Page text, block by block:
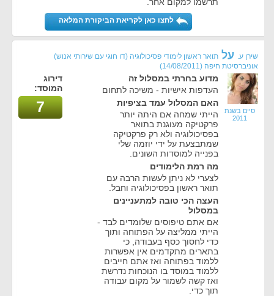
לחצו כאן לקריאת הביקורת המלאה
שירן ע. על תואר ראשון לימודי פסיכולוגיה (דו חוגי עם שירותי אנוש)
אוניברסיטת חיפה (14/08/2011)
סיים בשנת
2011
מדוע בחרתי במסלול זה
העדפות אישיות - משיכה לתחום
האם המסלול עמד בציפיות
הייתי שמחה אם היתה יותר
פרקטיקה מעוגנת בתואר
בפסיכולוגיה ולא רק פרקטיקה
שמתבצעת על ידי יוזמה שלי
בפנייה למוסדות השונים.
מה רמת הלימודים
לצערי לא ניתן לעשות הרבה עם
תואר ראשון בפסיכולוגיה וחבל.
העצה הכי טובה למתעניינים
במסלול
אם אתם טיפוסים שלומדים לבד -
הייתי ממליצה על הפתוחה ותוך
כדי לחסוך כסף בעבודה, כי
בתארים מתקדמים אין אפשרות
ללמוד בפתוחה ואז אתם חייבים
ללמוד במוסד בו הנוכחות נדרשת
ואז קשה לשמור על מקום עבודה
תוך כדי.
דירוג
המוסד:
7